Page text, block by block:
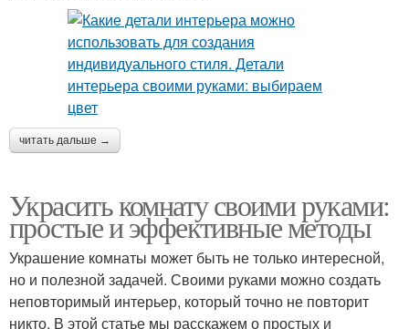
читать дальше →
Украсить комнату своими руками:
простые и эффективные методы
Украшение комнаты может быть не только интересной,
но и полезной задачей. Своими руками можно создать
неповторимый интерьер, который точно не повторит
никто. В этой статье мы расскажем о простых и